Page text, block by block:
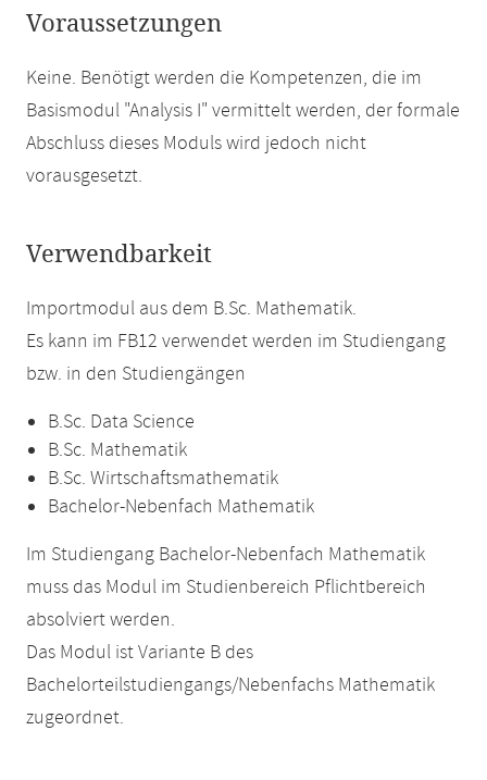
Voraussetzungen
Keine. Benötigt werden die Kompetenzen, die im
Basismodul "Analysis I" vermittelt werden, der formale
Abschluss dieses Moduls wird jedoch nicht
vorausgesetzt.
Verwendbarkeit
Importmodul aus dem B.Sc. Mathematik.
Es kann im FB12 verwendet werden im Studiengang
bzw. in den Studiengängen
B.Sc. Data Science
B.Sc. Mathematik
B.Sc. Wirtschaftsmathematik
Bachelor-Nebenfach Mathematik
Im Studiengang Bachelor-Nebenfach Mathematik
muss das Modul im Studienbereich Pflichtbereich
absolviert werden.
Das Modul ist Variante B des
Bachelorteilstudiengangs/Nebenfachs Mathematik
zugeordnet.